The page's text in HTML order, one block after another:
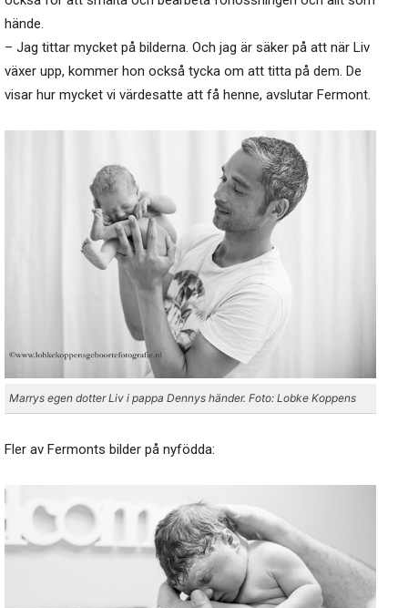
hände.
– Jag tittar mycket på bilderna. Och jag är säker på att när Liv
växer upp, kommer hon också tycka om att titta på dem. De
visar hur mycket vi värdesatte att få henne, avslutar Fermont.
Marrys egen dotter Liv i pappa Dennys händer. Foto: Lobke Koppens
Fler av Fermonts bilder på nyfödda: